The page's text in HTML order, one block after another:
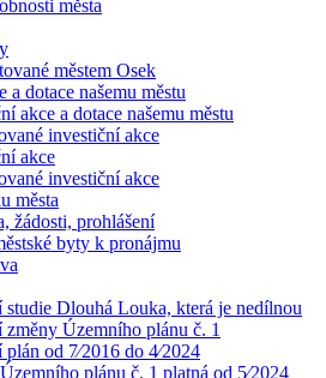
města
městem Osek
a dotace našemu městu
akce a dotace našemu městu
investiční akce
akce
investiční akce
města
žádosti, prohlášení
byty k pronájmu
studie Dlouhá Louka, která je nedílnou
změny Územního plánu č. 1
od 7⁄2016 do 4⁄2024
plánu č. 1 platná od 5⁄2024